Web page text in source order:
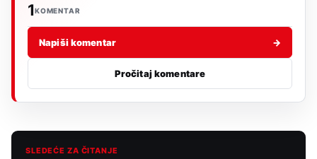
1KOMENTAR
Napiši komentar →
Pročitaj komentare
SLEDEĆE ZA ČITANJE